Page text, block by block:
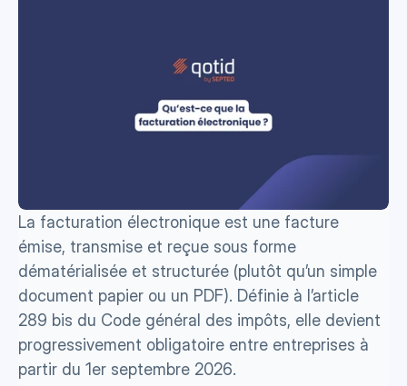
La facturation électronique est une facture
émise, transmise et reçue sous forme
dématérialisée et structurée (plutôt qu’un simple
document papier ou un PDF). Définie à l’article
289 bis du Code général des impôts, elle devient
progressivement obligatoire entre entreprises à
partir du 1er septembre 2026.